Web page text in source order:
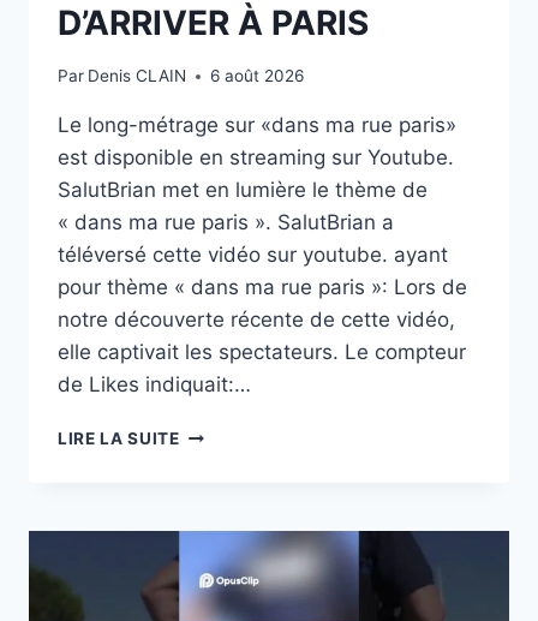
D’ARRIVER À PARIS
Par Denis CLAIN 6 août 2026
Le long-métrage sur «dans ma rue paris»
est disponible en streaming sur Youtube.
SalutBrian met en lumière le thème de
« dans ma rue paris ». SalutBrian a
téléversé cette vidéo sur youtube. ayant
pour thème « dans ma rue paris »: Lors de
notre découverte récente de cette vidéo,
elle captivait les spectateurs. Le compteur
de Likes indiquait:…
LIRE LA SUITE(DANS
10
CHOSES
À
SAVOIR